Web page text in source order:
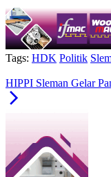
Tags: HDK Politik
HIPPI Sleman Gelar